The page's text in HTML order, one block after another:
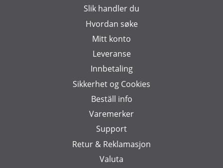
Slik handler du
Hvordan søke
Mitt konto
Leveranse
Innbetaling
Sikkerhet og Cookies
Beställ info
Varemerker
Support
Retur & Reklamasjon
Valuta